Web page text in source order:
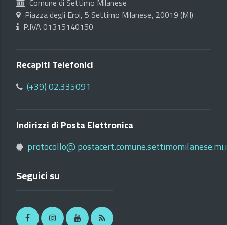
Comune di Settimo Milanese
Piazza degli Eroi, 5 Settimo Milanese, 20019 (MI)
P.IVA 01315140150
Recapiti Telefonici
(+39) 02.335091
Indirizzi di Posta Elettronica
protocollo@
Seguici su
FacebookInstagramYoutube RSS